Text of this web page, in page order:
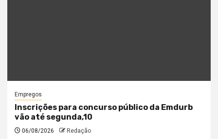
Empregos
Inscrições para concurso público da Emdurb
vão até segunda,10
06/08/2026 Redação